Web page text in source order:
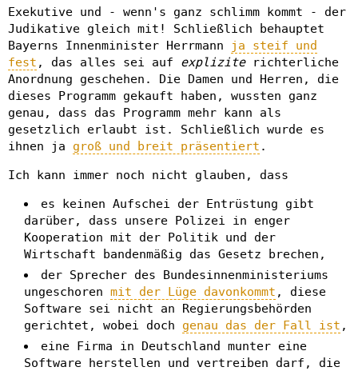
Exekutive und - wenn's ganz schlimm kommt - der
Judikative gleich mit! Schließlich behauptet
Bayerns Innenminister Herrmann
ja steif und
fest , das alles sei auf expliziterichterliche
Anordnung geschehen. Die Damen und Herren, die
dieses Programm gekauft haben, wussten ganz
genau, dass das Programm mehr kann als
gesetzlich erlaubt ist. Schließlich wurde es
ihnen ja groß und breit präsentiert .
Ich kann immer noch nicht glauben, dass
es keinen Aufschei der Entrüstung gibt
darüber, dass unsere Polizei in enger
Kooperation mit der Politik und der
Wirtschaft bandenmäßig das Gesetz brechen,
der Sprecher des Bundesinnenministeriums
ungeschoren mit der Lüge davonkommt , diese
Software sei nicht an Regierungsbehörden
gerichtet, wobei doch genau das der Fall ist ,
eine Firma in Deutschland munter eine
Software herstellen und vertreiben darf, die